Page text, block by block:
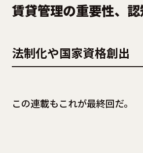
賃貸管理の重要性、
法制化や国家資格創出
この連載もこれが最終回だ。